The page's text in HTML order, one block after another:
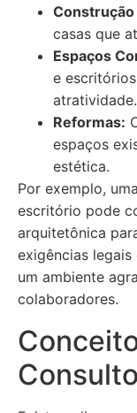
Construção
casas que
Espaços
e
atratividade.
Reformas:
espaços
estética.
Por exemplo,
escritório pode
arquitetônica
exigências
um ambiente
colaboradores.